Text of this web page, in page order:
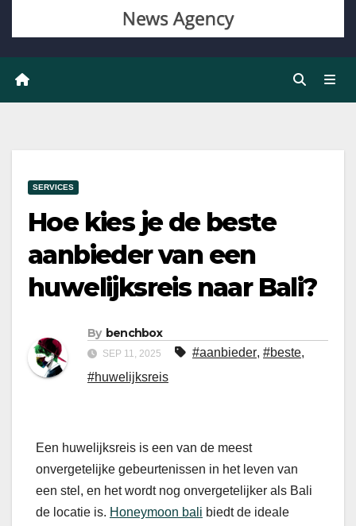
SERVICES
Hoe kies je de beste
aanbieder van een
huwelijksreis naar Bali?
By benchbox
SEP 11, 2025 #aanbieder, #beste,
#huwelijksreis
Een huwelijksreis is een van de meest
onvergetelijke gebeurtenissen in het leven van
een stel, en het wordt nog onvergetelijker als Bali
de locatie is. Honeymoon bali biedt de ideale